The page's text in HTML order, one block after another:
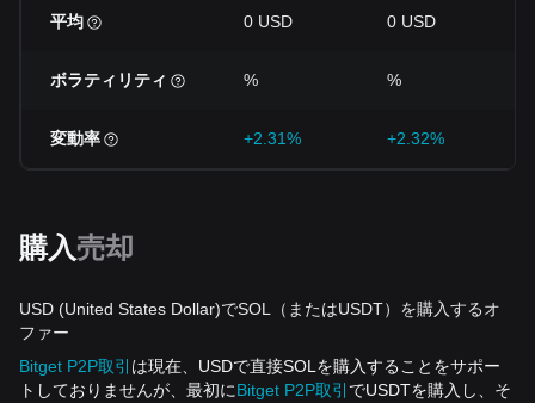
平均 0 USD 0 USD
ボラティリティ % %
変動率 +2.31% +2.32%
購入売却
USD (United States Dollar)でSOL（またはUSDT）を購入するオ
ファー
Bitget P2P取引 は現在、USDで直接SOLを購入することをサポー
トしておりませんが、最初にBitget P2P取引 でUSDTを購入し、そ